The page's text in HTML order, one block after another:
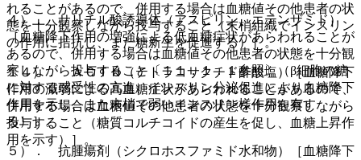
れることがあるので、併用する場合は血糖値その他患者の状
態を十分観察しながら投与すること（末梢組織でインスリン
の作用に拮抗し、また糖新生を促進する）］。
１４）． ＡＣＴＨ（テトラコサクチド酢酸塩）［血糖降下
作用の減弱による高血糖症状があらわれることがあるので、
併用する場合は血糖値その他患者の状態を十分観察しながら
投与すること（糖質コルチコイドの産生を促し、血糖上昇作
用を示す）］。
４）． サリチル酸誘導体（アスピリン、エテンザミド）
［血糖降下作用の増強による低血糖症状があらわれることが
あるので、併用する場合は血糖値その他患者の状態を十分観
察しながら投与すること〔１１．１．１参照〕（β細胞の糖
に対する感受性の亢進、インスリン分泌促進により血糖降下
作用を示し、また末梢で弱いインスリン様作用を有す
る）］。
５）． 抗腫瘍剤（シクロホスファミド水和物）［血糖降下